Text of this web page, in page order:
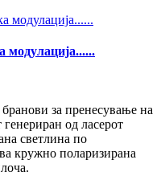
модулација......
за пренесување на
од ласерот
светлина по
кружно поларизирана